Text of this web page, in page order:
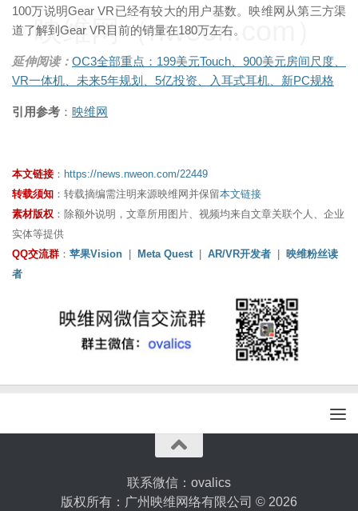
100万说明Gear VR已经有较大的用户基数。映维网从第三方渠
道了解到Gear VR目前的销量在180万左右。
延伸阅读： OC3全部重点：199美元Touch、900美元房间尺度、
VR一体机、未来5年规划、5亿投资、入耳式耳机、新PC规格
引用参考 ： 映维网
映维网（nweon.com）
本文链接 ： https://news.nweon.com/22449
转载须知 ：转载摘编需注明来源映维网并保留本文链接
素材版权 ：除额外说明，文章所用图片、视频均来自文章关联个人、企业
实体等提供
QQ交流群 ： 苹果Vision Meta Quest| AR/VR开发者
映维粉丝读
者
联系微信：ovalics
版权所有：广州映维网络有限公司 © 2026